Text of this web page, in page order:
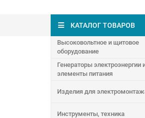
КАТАЛОГ ТОВАРОВ
Высоковольтное и щитовое
оборудование
Генераторы электроэнергии
элементы питания
Изделия для
Инструменты, техника